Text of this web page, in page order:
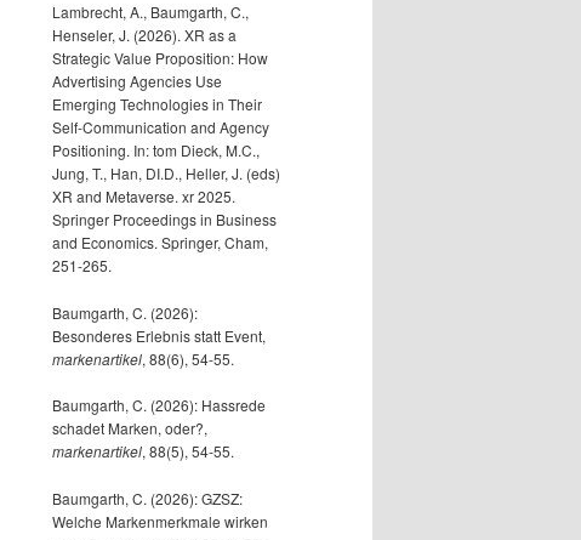
Lambrecht, A., Baumgarth, C.,
Henseler, J. (2026). XR as a
Strategic Value Proposition: How
Advertising Agencies Use
Emerging Technologies in Their
Self-Communication and Agency
Positioning. In: tom Dieck, M.C.,
Jung, T., Han, DI.D., Heller, J. (eds)
XR and Metaverse. xr 2025.
Springer Proceedings in Business
and Economics. Springer, Cham,
251-265.
Baumgarth, C. (2026):
Besonderes Erlebnis statt Event,
markenartikel, 88(6), 54-55.
Baumgarth, C. (2026): Hassrede
schadet Marken, oder?,
markenartikel, 88(5), 54-55.
Baumgarth, C. (2026): GZSZ:
Welche Markenmerkmale wirken